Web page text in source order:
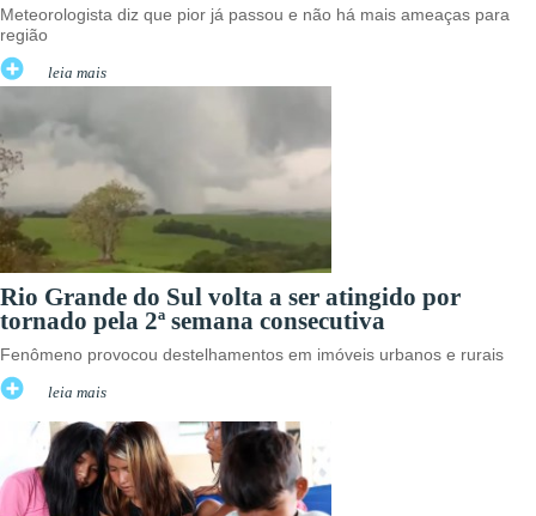
Meteorologista diz que pior já passou e não há mais ameaças para
região
leia mais
Rio Grande do Sul volta a ser atingido por
tornado pela 2ª semana consecutiva
Fenômeno provocou destelhamentos em imóveis urbanos e rurais
leia mais